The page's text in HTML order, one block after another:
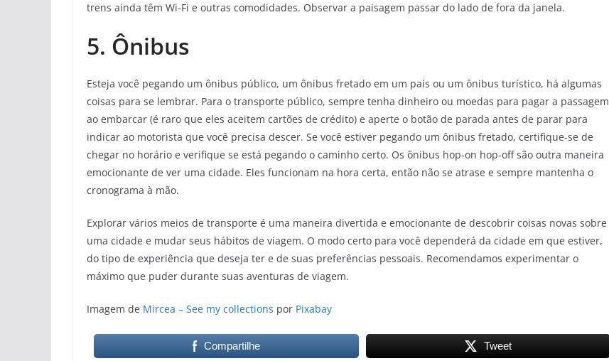
trens ainda têm Wi-Fi e outras comodidades. Observar a paisagem passar do lado de fora da janela.
5. Ônibus
Esteja você pegando um ônibus público, um ônibus fretado em um país ou um ônibus turístico, há algumas
coisas para se lembrar. Para o transporte público, sempre tenha dinheiro ou moedas para pagar a passagem
ao embarcar (é raro que eles aceitem cartões de crédito) e aperte o botão de parada antes de parar para
indicar ao motorista que você precisa descer. Se você estiver pegando um ônibus fretado, certifique-se de
chegar no horário e verifique se está pegando o caminho certo. Os ônibus hop-on hop-off são outra maneira
emocionante de ver uma cidade. Eles funcionam na hora certa, então não se atrase e sempre mantenha o
cronograma à mão.
Explorar vários meios de transporte é uma maneira divertida e emocionante de descobrir coisas novas sobre
uma cidade e mudar seus hábitos de viagem. O modo certo para você dependerá da cidade em que estiver,
do tipo de experiência que deseja ter e de suas preferências pessoais. Recomendamos experimentar o
máximo que puder durante suas aventuras de viagem.
Imagem de Mircea – See my collections por Pixabay
Compartilhe Tweet